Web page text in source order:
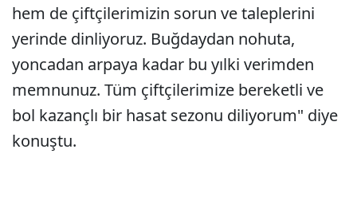
hem de çiftçilerimizin sorun ve taleplerini
yerinde dinliyoruz. Buğdaydan nohuta,
yoncadan arpaya kadar bu yılki verimden
memnunuz. Tüm çiftçilerimize bereketli ve
bol kazançlı bir hasat sezonu diliyorum" diye
konuştu.